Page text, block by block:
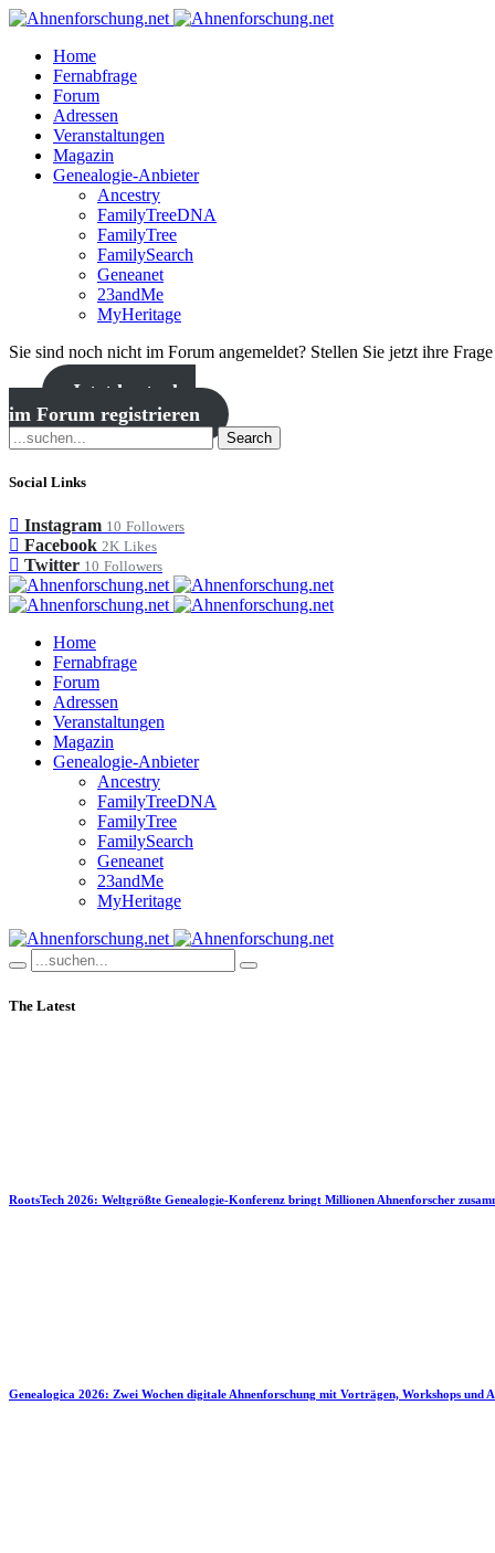
Home
Fernabfrage
Forum
Adressen
Veranstaltungen
Magazin
Genealogie-Anbieter
Ancestry
FamilyTreeDNA
FamilyTree
FamilySearch
Geneanet
23andMe
MyHeritage
Sie sind noch nicht im Forum angemeldet? Stellen Sie jetzt ihre
Jetzt kostenlos
im Forum registrieren
Search
Social Links
Instagram 10 Followers
Facebook 2K Likes
Twitter 10 Followers
Home
Fernabfrage
Forum
Adressen
Veranstaltungen
Magazin
Genealogie-Anbieter
Ancestry
FamilyTreeDNA
FamilyTree
FamilySearch
Geneanet
23andMe
MyHeritage
The Latest
RootsTech 2026: Weltgrößte Genealogie-Konferenz bringt Millionen Ahnenforscher
Genealogica 2026: Zwei Wochen digitale Ahnenforschung mit Vorträgen, Workshops und